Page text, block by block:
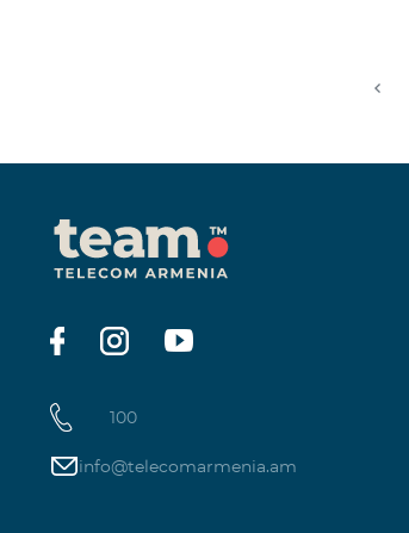
100
info@telecomarmenia.am